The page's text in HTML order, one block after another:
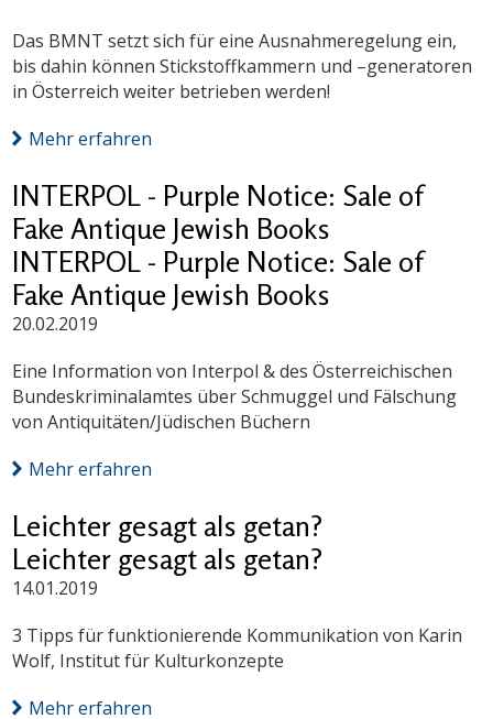
Das BMNT setzt sich für eine Ausnahmeregelung ein,
bis dahin können Stickstoffkammern und –generatoren
in Österreich weiter betrieben werden!
Mehr erfahren
INTERPOL - Purple Notice: Sale of
Fake Antique Jewish Books
INTERPOL - Purple Notice: Sale of
Fake Antique Jewish Books
20.02.2019
Eine Information von Interpol & des Österreichischen
Bundeskriminalamtes über Schmuggel und Fälschung
von Antiquitäten/Jüdischen Büchern
Mehr erfahren
Leichter gesagt als getan?
Leichter gesagt als getan?
14.01.2019
3 Tipps für funktionierende Kommunikation von Karin
Wolf, Institut für Kulturkonzepte
Mehr erfahren